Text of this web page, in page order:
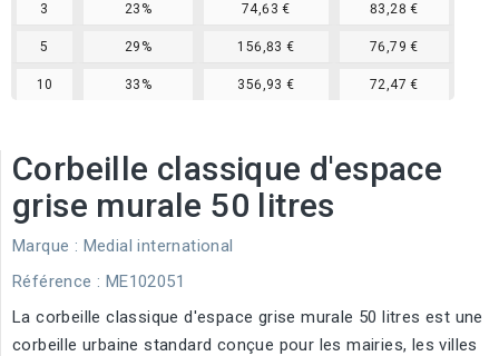
3 23% 74,63 € 83,28 €
5 29% 156,83 € 76,79 €
10 33% 356,93 € 72,47 €
Corbeille classique d'espace
grise murale 50 litres
Marque : Medial international
Référence : ME102051
La corbeille classique d'espace grise murale 50 litres est une
corbeille urbaine standard conçue pour les mairies, les villes